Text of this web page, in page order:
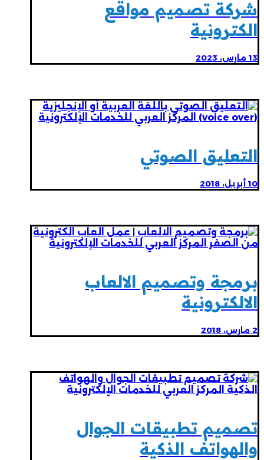
شركة تصميم مواقع
الكترونية
13 مارس، 2023
التعليق الصوتي
10 أبريل، 2018
برمجة وتصميم الالعاب
الالكترونية
2 مارس، 2018
تصميم تطبيقات الجوال
والهواتف الذكية